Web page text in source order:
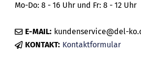
Mo-Do: 8 - 16 Uhr und Fr: 8 - 12 Uhr
E-MAIL: kundenservice@del-
KONTAKT: Kontaktformular